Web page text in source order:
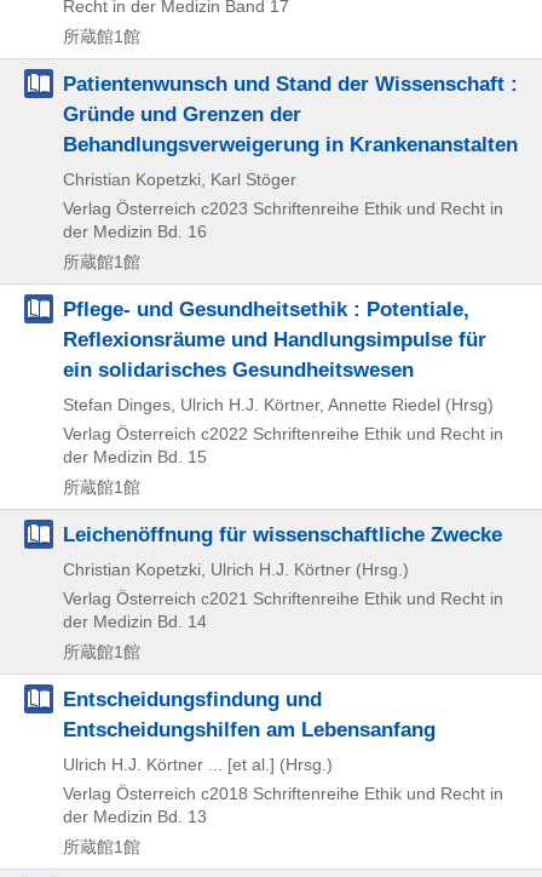
Recht in der Medizin Band 17
所蔵館1館
Patientenwunsch und Stand der Wissenschaft :
Gründe und Grenzen der
Behandlungsverweigerung in Krankenanstalten
Christian Kopetzki, Karl Stöger
Verlag Österreich c2023 Schriftenreihe Ethik und Recht in
der Medizin Bd. 16
所蔵館1館
Pflege- und Gesundheitsethik : Potentiale,
Reflexionsräume und Handlungsimpulse für
ein solidarisches Gesundheitswesen
Stefan Dinges, Ulrich H.J. Körtner, Annette Riedel (Hrsg)
Verlag Österreich c2022 Schriftenreihe Ethik und Recht in
der Medizin Bd. 15
所蔵館1館
Leichenöffnung für wissenschaftliche Zwecke
Christian Kopetzki, Ulrich H.J. Körtner (Hrsg.)
Verlag Österreich c2021 Schriftenreihe Ethik und Recht in
der Medizin Bd. 14
所蔵館1館
Entscheidungsfindung und
Entscheidungshilfen am Lebensanfang
Ulrich H.J. Körtner ... [et al.] (Hrsg.)
Verlag Österreich c2018 Schriftenreihe Ethik und Recht in
der Medizin Bd. 13
所蔵館1館